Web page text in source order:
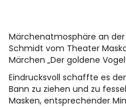
Märchenatmosphäre an
Schmidt vom Theater
Märchen „Der goldene
Eindrucksvoll schaffte es
Bann zu ziehen und zu
Masken, entsprechender